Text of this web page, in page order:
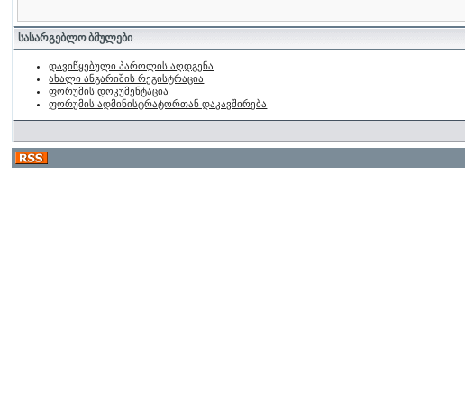
სასარგებლო ბმულები
დავიწყებული პაროლის აღდგენა
ახალი ანგარიშის რეგისტრაცია
ფორუმის დოკუმენტაცია
ფორუმის ადმინისტრატორთან დაკავშირება